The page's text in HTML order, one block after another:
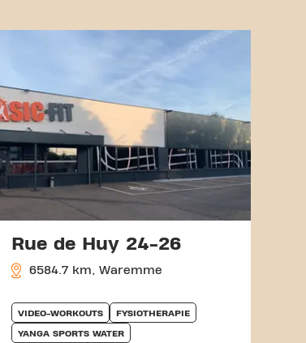
Rue de Huy 24-26
6584.7 km, Waremme
VIDEO-WORKOUTS FYSIOTHERAPIE
YANGA SPORTS WATER